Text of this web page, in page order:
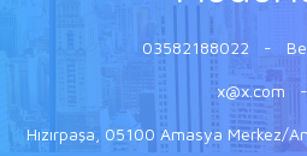
03582188022 -
x@x.com -
Hızırpaşa, 05100 Amasya Merkez/